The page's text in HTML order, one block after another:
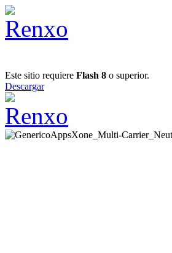
Este sitio requiere Flash 8 o superior.
Descargar